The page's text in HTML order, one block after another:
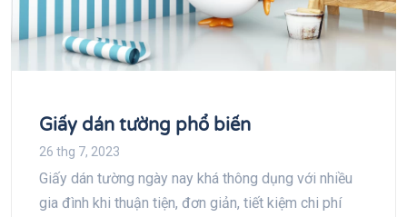
Giấy dán tường phổ biến
26 thg 7, 2023
Giấy dán tường ngày nay khá thông dụng với nhiều
gia đình khi thuận tiện, đơn giản, tiết kiệm chi phí